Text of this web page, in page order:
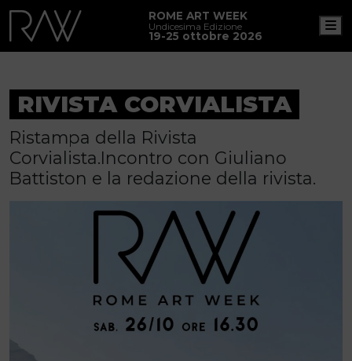
ROME ART WEEK
Undicesima Edizione
19-25 ottobre 2026
RIVISTA CORVIALISTA
Ristampa della Rivista
Corvialista.Incontro con Giuliano
Battiston e la redazione della rivista.